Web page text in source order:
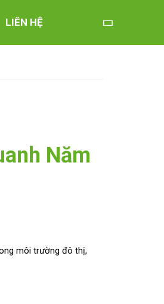
LIÊN HỆ
Năm
môi trường đô thị,